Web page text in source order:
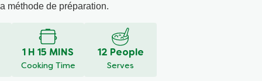
méthode de préparation.
1 H 15 MINS
Cooking Time
12 People
Serves